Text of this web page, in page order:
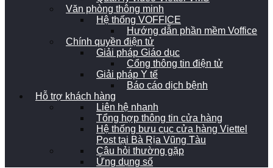
Văn phòng thông minh
Hệ thống VOFFICE
Hướng dẫn phần mềm Voffice
Chính quyền điện tử
Giải pháp Giáo dục
Cổng thông tin điện tử
Giải pháp Y tế
Báo cáo dịch bệnh
Hỗ trợ khách hàng
Liên hệ nhanh
Tổng hợp thông tin cửa hàng
Hệ thống bưu cục cửa hàng Viettel
Post tại Bà Rịa Vũng Tàu
Câu hỏi thường gặp
Ứng dụng số